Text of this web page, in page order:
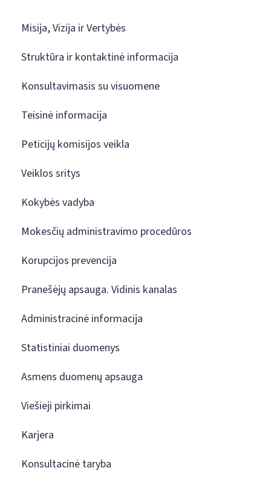
Misija, Vizija ir Vertybės
Struktūra ir kontaktinė informacija
Konsultavimasis su visuomene
Teisinė informacija
Peticijų komisijos veikla
Veiklos sritys
Kokybės vadyba
Mokesčių administravimo procedūros
Korupcijos prevencija
Pranešėjų apsauga. Vidinis kanalas
Administracinė informacija
Statistiniai duomenys
Asmens duomenų apsauga
Viešieji pirkimai
Karjera
Konsultacinė taryba